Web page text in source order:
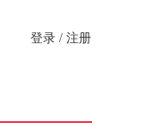
登录 /注册